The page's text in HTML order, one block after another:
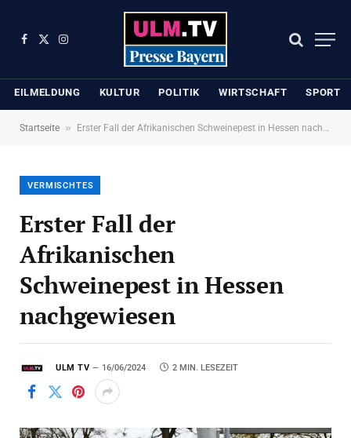
Facebook
X
Instagram
EILMELDUNG KULTUR POLITIK WIRTSCHAFT SPORT
Startseite » Erster Fall der Afrikanischen Schweinepest in Hessen nachgewiesen
VERMISCHTES
Erster Fall der
Afrikanischen
Schweinepest in Hessen
nachgewiesen
ULM TV 16/06/2024 2 MIN. LESEZEIT